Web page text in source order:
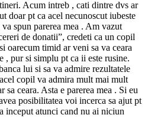
Acum intreb , cati dintre dvs ar
doar pt ca acel necunoscut iubeste
spun parerea mea . Am vazut
de donatii”, credeti ca un copil
oarecum timid ar veni sa va ceara
, pur si simplu pt ca ii este rusine.
lui si sa va admire rezultatele
copil va admira mult mai mult
sa ceara. Asta e parerea mea . Si eu
posibilitatea voi incerca sa ajut pt
inceput atunci cand nu ai niciun